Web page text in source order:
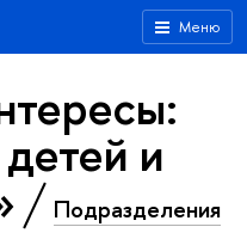
Меню
и
Подразделения